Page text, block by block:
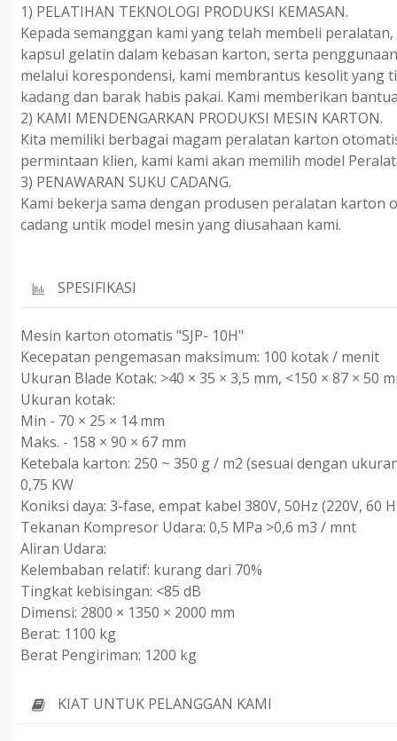
1) PELATIHAN TEKNOLOGI PRODUKSI KEMASAN.
Kepada semanggan kami yang telah membeli
kapsul gelatin dalam kebasan karton, serta
melalui korespondensi, kami membrantus kesolit yang
kadang dan barak habis pakai. Kami memberikan
2) KAMI MENDENGARKAN PRODUKSI MESIN KARTON.
Kita memiliki berbagai magam peralatan karton
permintaan klien, kami kami akan memilih model
3) PENAWARAN SUKU CADANG.
Kami bekerja sama dengan produsen peralatan
cadang untik model mesin yang diusahaan kami.
SPESIFIKASI
Mesin karton otomatis "SJP- 10H"
Kecepatan pengemasan maksimum: 100 kotak / menit
Ukuran Blade Kotak: >40 × 35 × 3,5 mm, <150 × 87 × 50
Ukuran kotak:
Min - 70 × 25 × 14 mm
Maks. - 158 × 90 × 67 mm
Ketebala karton: 250 ~ 350 g / m2 (sesuai dengan
0,75 KW
Koniksi daya: 3-fase, empat kabel 380V, 50Hz (220V, 60
Tekanan Kompresor Udara: 0,5 MPa >0,6 m3 / mnt
Aliran Udara:
Kelembaban relatif: kurang dari 70%
Tingkat kebisingan: <85 dB
Dimensi: 2800 × 1350 × 2000 mm
Berat: 1100 kg
Berat Pengiriman: 1200 kg
KIAT UNTUK PELANGGAN KAMI